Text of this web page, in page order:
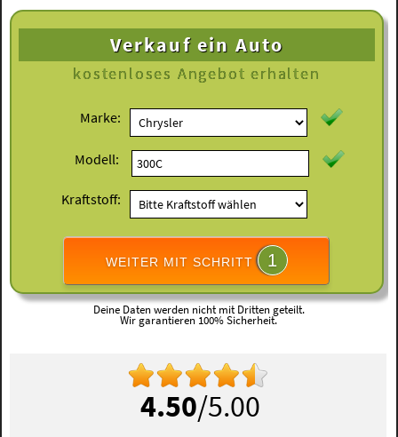
Verkauf ein Auto
kostenloses Angebot erhalten
Marke:
Modell:
Kraftstoff:
WEITER MIT SCHRITT 1
Deine Daten werden nicht mit Dritten geteilt.
Wir garantieren 100% Sicherheit.
4.50/5.00